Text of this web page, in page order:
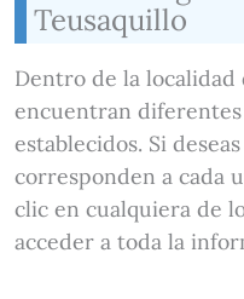
Teusaquillo
Dentro de la localidad
encuentran diferentes
establecidos. Si
corresponden a cada
clic en cualquiera de
acceder a toda la